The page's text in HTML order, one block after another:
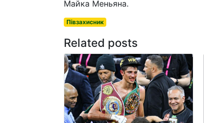
Майка Меньяна.
Півзахисник
Related posts